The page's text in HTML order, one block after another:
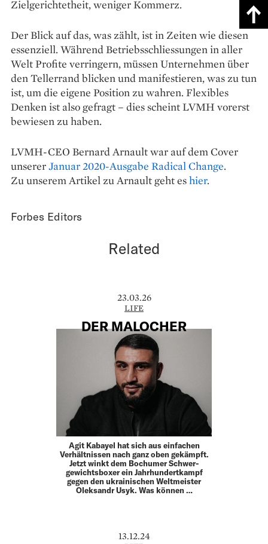
Zielgerichtetheit, weniger Kommerz.
Der Blick auf das, was zählt, ist in Zeiten wie diesen
essenziell. Während Betriebsschliessungen in aller
Welt Profite verringern, müssen Unternehmen über
den Tellerrand blicken und manifestieren, was zu tun
ist, um die eigene Position zu wahren. Flexibles
Denken ist also gefragt – dies scheint LVMH vorerst
bewiesen zu haben.
LVMH-CEO Bernard Arnault war auf dem Cover
unsererJanuar 2020-Ausgabe Radical Change.
Zu unserem Artikel zu Arnault geht eshier.
Forbes Editors
Related
23.03.26
LIFE
DER MALOCHER
Agit Kabayel hat sich aus einfachen
Verhältnissen nach ganz oben gekämpft.
Jetzt winkt dem Bochumer Schwer­
gewichtsboxer ein Jahrhundertkampf
gegen den ­ukrainischen Weltmeister
Oleksandr Usyk. Was können …
13.12.24